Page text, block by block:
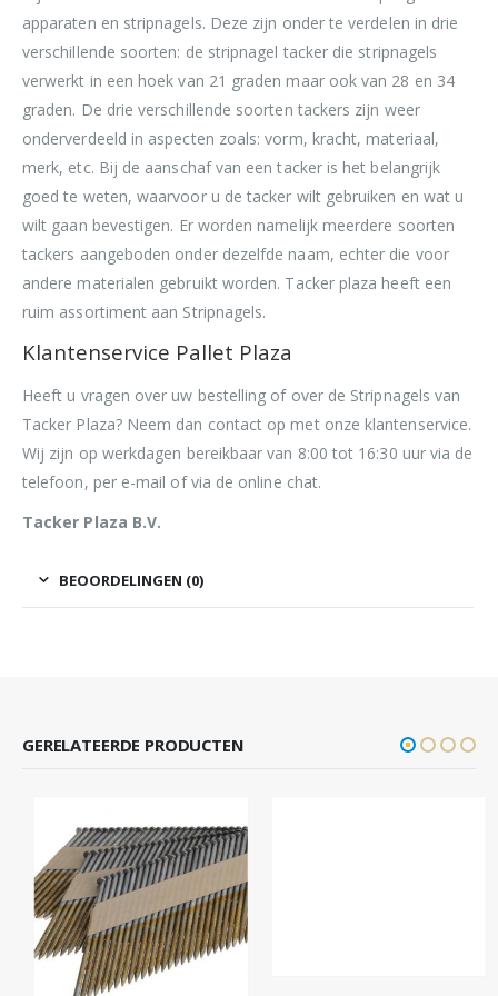
apparaten en stripnagels. Deze zijn onder te verdelen in drie
verschillende soorten: de stripnagel tacker die stripnagels
verwerkt in een hoek van 21 graden maar ook van 28 en 34
graden. De drie verschillende soorten tackers zijn weer
onderverdeeld in aspecten zoals: vorm, kracht, materiaal,
merk, etc. Bij de aanschaf van een tacker is het belangrijk
goed te weten, waarvoor u de tacker wilt gebruiken en wat u
wilt gaan bevestigen. Er worden namelijk meerdere soorten
tackers aangeboden onder dezelfde naam, echter die voor
andere materialen gebruikt worden. Tacker plaza heeft een
ruim assortiment aan Stripnagels.
Klantenservice Pallet Plaza
Heeft u vragen over uw bestelling of over de Stripnagels van
Tacker Plaza? Neem dan contact op met onze klantenservice.
Wij zijn op werkdagen bereikbaar van 8:00 tot 16:30 uur via de
telefoon, per e-mail of via de online chat.
Tacker Plaza B.V.
BEOORDELINGEN (0)
GERELATEERDE PRODUCTEN